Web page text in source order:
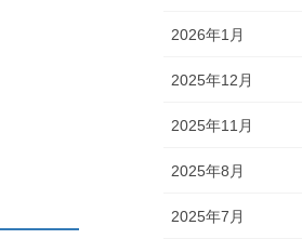
2026年1月
2025年12月
2025年11月
2025年8月
2025年7月